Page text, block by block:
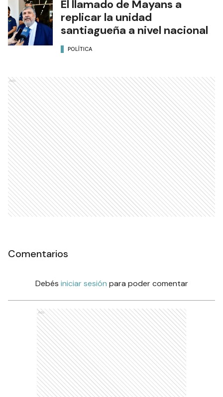
El llamado de Mayans a
replicar la unidad
santiagueña a nivel nacional
POLÍTICA
Ads
Comentarios
Debés iniciar sesión para poder comentar
Ads